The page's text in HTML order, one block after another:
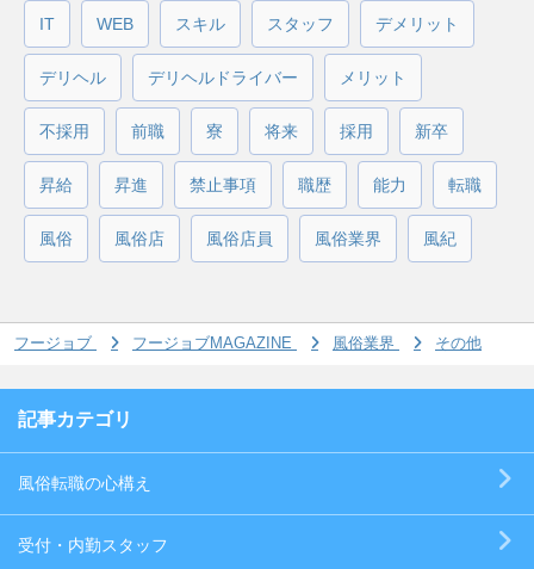
IT WEB スキル スタッフ デメリット
デリヘル デリヘルドライバー メリット
不採用 前職 寮 将来 採用 新卒
昇給 昇進 禁止事項 職歴 能力 転職
風俗 風俗店 風俗店員 風俗業界 風紀
フージョブ フージョブMAGAZINE 風俗業界 その他
記事カテゴリ
風俗転職の心構え
受付・内勤スタッフ